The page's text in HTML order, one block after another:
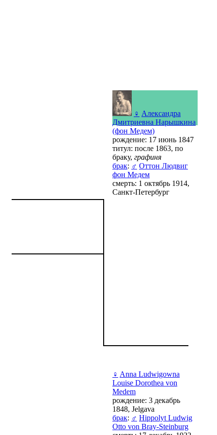
♀ Александра
Дмитриевна Нарышкина
(фон Медем)
рождение: 17 июнь 1847
титул: после 1863, по
браку, графиня
брак: ♂ Оттон Людвиг
фон Медем
смерть: 1 октябрь 1914,
Санкт-Петербург
♀ Anna Ludwigowna
Louise Dorothea von
Medem
рождение: 3 декабрь
1848, Jelgava
брак: ♂ Hippolyt Ludwig
Otto von Bray-Steinburg